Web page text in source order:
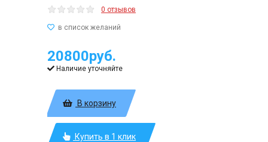
0 отзывов
20800руб.
Наличие уточняйте
В корзину
Купить в 1 клик